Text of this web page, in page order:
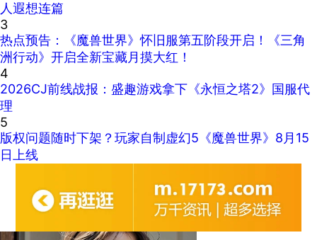
人遐想连篇
3
热点预告：《魔兽世界》怀旧服第五阶段开启！《三角
洲行动》开启全新宝藏月摸大红！
4
2026CJ前线战报：盛趣游戏拿下《永恒之塔2》国服代
理
5
版权问题随时下架？玩家自制虚幻5《魔兽世界》8月15
日上线